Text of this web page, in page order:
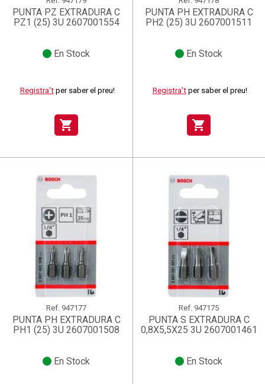
PUNTA PZ EXTRADURA C
PZ1 (25) 3U 2607001554
En Stock
Registra't per saber el preu!
shopping_cart
PUNTA PH EXTRADURA C
PH2 (25) 3U 2607001511
En Stock
Registra't per saber el preu!
shopping_cart
Ref. 947177
PUNTA PH EXTRADURA C
PH1 (25) 3U 2607001508
En Stock
Ref. 947175
PUNTA S EXTRADURA C
0,8X5,5X25 3U 2607001461
En Stock